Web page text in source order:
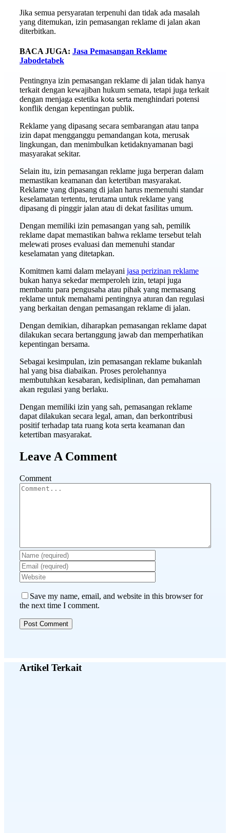
Jika semua persyaratan terpenuhi dan tidak ada masalah
yang ditemukan, izin pemasangan reklame di jalan akan
diterbitkan.
BACA JUGA: Jasa Pemasangan Reklame
Jabodetabek
Pentingnya izin pemasangan reklame di jalan tidak hanya
terkait dengan kewajiban hukum semata, tetapi juga terkait
dengan menjaga estetika kota serta menghindari potensi
konflik dengan kepentingan publik.
Reklame yang dipasang secara sembarangan atau tanpa
izin dapat mengganggu pemandangan kota, merusak
lingkungan, dan menimbulkan ketidaknyamanan bagi
masyarakat sekitar.
Selain itu, izin pemasangan reklame juga berperan dalam
memastikan keamanan dan ketertiban masyarakat.
Reklame yang dipasang di jalan harus memenuhi standar
keselamatan tertentu, terutama untuk reklame yang
dipasang di pinggir jalan atau di dekat fasilitas umum.
Dengan memiliki izin pemasangan yang sah, pemilik
reklame dapat memastikan bahwa reklame tersebut telah
melewati proses evaluasi dan memenuhi standar
keselamatan yang ditetapkan.
Komitmen kami dalam melayani jasa perizinan reklame
bukan hanya sekedar memperoleh izin, tetapi juga
membantu para pengusaha atau pihak yang memasang
reklame untuk memahami pentingnya aturan dan regulasi
yang berkaitan dengan pemasangan reklame di jalan.
Dengan demikian, diharapkan pemasangan reklame dapat
dilakukan secara bertanggung jawab dan memperhatikan
kepentingan bersama.
Sebagai kesimpulan, izin pemasangan reklame bukanlah
hal yang bisa diabaikan. Proses perolehannya
membutuhkan kesabaran, kedisiplinan, dan pemahaman
akan regulasi yang berlaku.
Dengan memiliki izin yang sah, pemasangan reklame
dapat dilakukan secara legal, aman, dan berkontribusi
positif terhadap tata ruang kota serta keamanan dan
ketertiban masyarakat.
Leave A Comment
Comment
Save my name, email, and website in this browser for
the next time I comment.
Artikel Terkait